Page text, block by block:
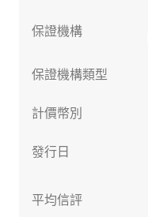
保證機構
保證機構類型
計價幣別
發行日
平均信評